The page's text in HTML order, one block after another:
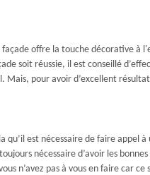
offre la touche décorative à
soit réussie, il est conseillé
pour avoir d’excellent
est nécessaire de faire appel
nécessaire d’avoir les
n’avez pas à vous en faire car